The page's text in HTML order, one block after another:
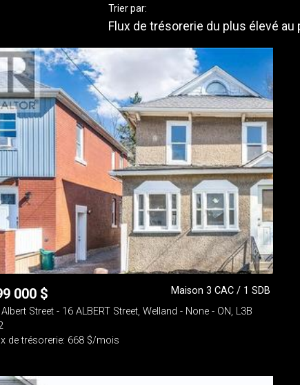
Trier par:
Flux de trésorerie du plus élevé au
000 $
Maison 3 CAC / 1 SDB
Street - 16 ALBERT Street, Welland - None - ON, L3B
de trésorerie: 668 $/mois